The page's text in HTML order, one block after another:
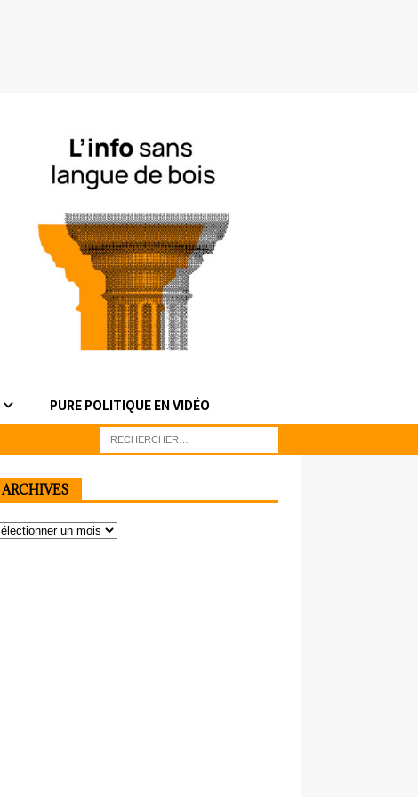
PURE POLITIQUE EN VIDÉO
ARCHIVES